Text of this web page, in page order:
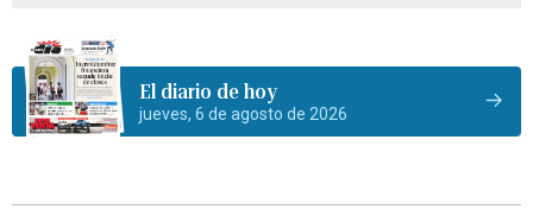
El diario de hoy
jueves, 6 de agosto de 2026